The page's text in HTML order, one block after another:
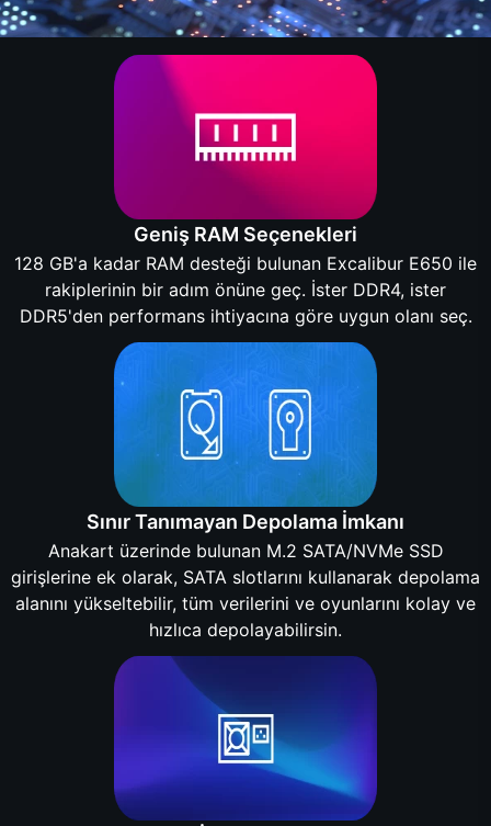
Geniş RAM Seçenekleri
128 GB'a kadar RAM desteği bulunan Excalibur E650 ile
rakiplerinin bir adım önüne geç. İster DDR4, ister
DDR5'den performans ihtiyacına göre uygun olanı seç.
Sınır Tanımayan Depolama İmkanı
Anakart üzerinde bulunan M.2 SATA/NVMe SSD
girişlerine ek olarak, SATA slotlarını kullanarak depolama
alanını yükseltebilir, tüm verilerini ve oyunlarını kolay ve
hızlıca depolayabilirsin.